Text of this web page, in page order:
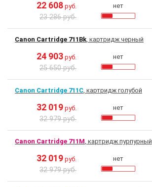
22 608 руб.
23 286 руб.
нет
Canon Cartridge 711Bk, картридж черный
24 903 руб.
25 650 руб.
нет
Canon Cartridge 711C, картридж голубой
32 019 руб.
32 979 руб.
нет
Canon Cartridge 711M, картридж пурпурный
32 019 руб.
32 979 руб.
нет